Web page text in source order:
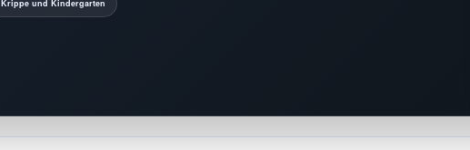
Krippe und Kindergarten